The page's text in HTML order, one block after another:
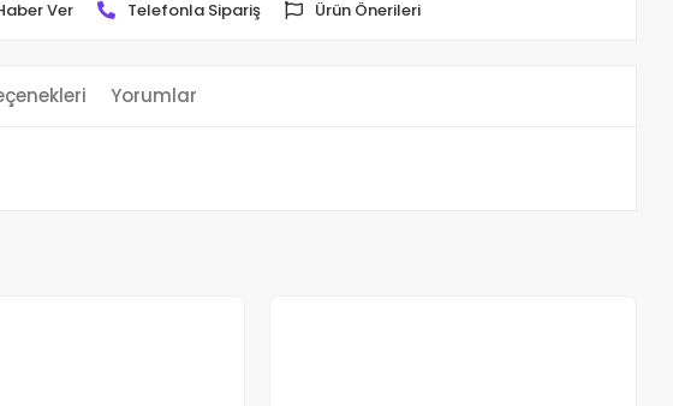
Ver Telefonla Sipariş Ürün Önerileri
Yorumlar